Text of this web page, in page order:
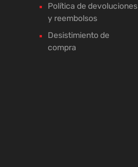
Política de devoluciones
y reembolsos
Desistimiento de
compra